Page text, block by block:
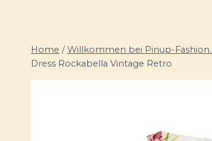
Home / Willkommen bei Pinup-
Dress Rockabella Vintage Retro